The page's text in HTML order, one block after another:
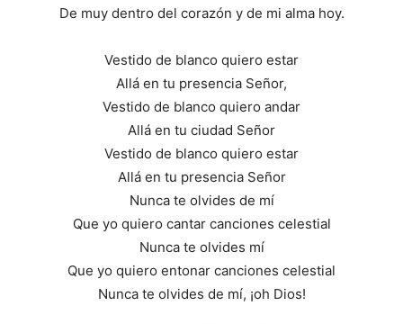
De muy dentro del corazón y de mi alma hoy.
Vestido de blanco quiero estar
Allá en tu presencia Señor,
Vestido de blanco quiero andar
Allá en tu ciudad Señor
Vestido de blanco quiero estar
Allá en tu presencia Señor
Nunca te olvides de mí
Que yo quiero cantar canciones celestial
Nunca te olvides mí
Que yo quiero entonar canciones celestial
Nunca te olvides de mí, ¡oh Dios!